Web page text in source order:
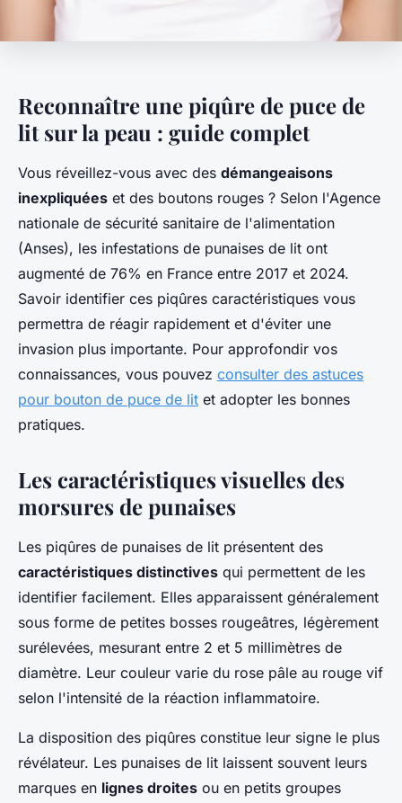
Reconnaître une piqûre de puce de
lit sur la peau : guide complet
Vous réveillez-vous avec des démangeaisons
inexpliquées et des boutons rouges ? Selon l'Agence
nationale de sécurité sanitaire de l'alimentation
(Anses), les infestations de punaises de lit ont
augmenté de 76% en France entre 2017 et 2024.
Savoir identifier ces piqûres caractéristiques vous
permettra de réagir rapidement et d'éviter une
invasion plus importante. Pour approfondir vos
connaissances, vous pouvez consulter des astuces
pour bouton de puce de lit et adopter les bonnes
pratiques.
Les caractéristiques visuelles des
morsures de punaises
Les piqûres de punaises de lit présentent des
caractéristiques distinctives qui permettent de les
identifier facilement. Elles apparaissent généralement
sous forme de petites bosses rougeâtres, légèrement
surélevées, mesurant entre 2 et 5 millimètres de
diamètre. Leur couleur varie du rose pâle au rouge vif
selon l'intensité de la réaction inflammatoire.
La disposition des piqûres constitue leur signe le plus
révélateur. Les punaises de lit laissent souvent leurs
marques en lignes droites ou en petits groupes